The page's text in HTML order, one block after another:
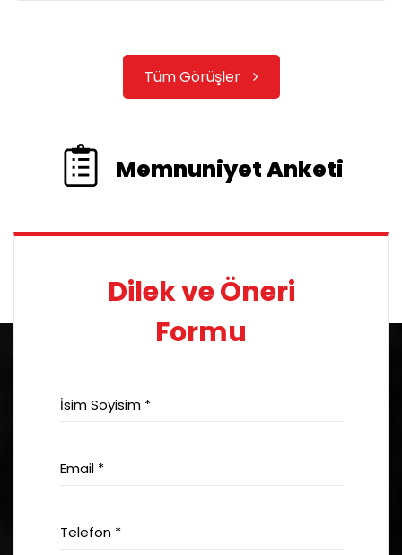
Tüm Görüşler
Memnuniyet Anketi
Dilek ve Öneri
Formu
İsim Soyisim *
Email *
Telefon *